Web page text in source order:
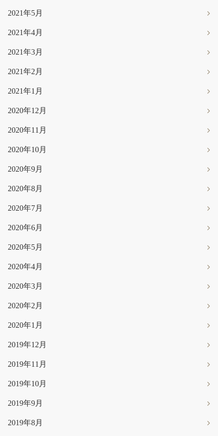
2021年5月
2021年4月
2021年3月
2021年2月
2021年1月
2020年12月
2020年11月
2020年10月
2020年9月
2020年8月
2020年7月
2020年6月
2020年5月
2020年4月
2020年3月
2020年2月
2020年1月
2019年12月
2019年11月
2019年10月
2019年9月
2019年8月